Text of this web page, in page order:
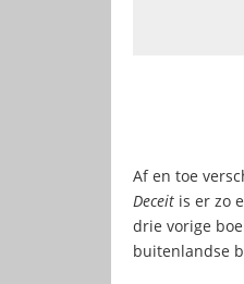
Af en toe
Deceit is er zo
drie vorige
buitenlandse